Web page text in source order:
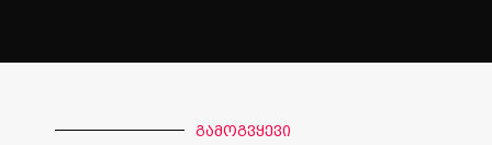
გამოგვყევი